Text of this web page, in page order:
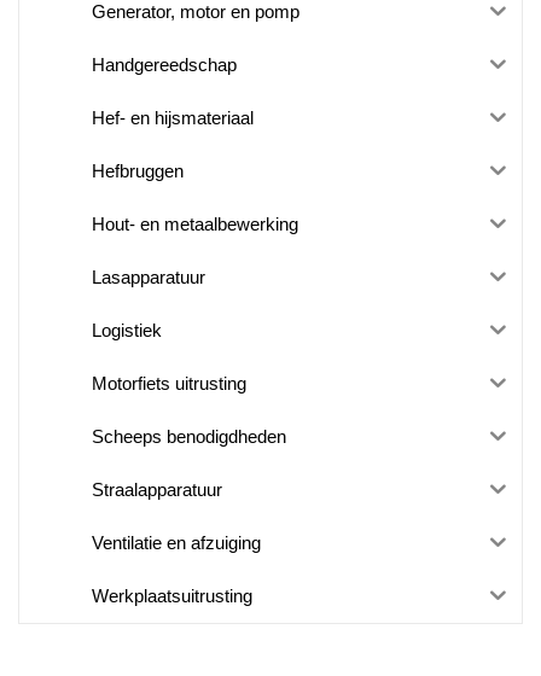
Generator, motor en pomp
Handgereedschap
Hef- en hijsmateriaal
Hefbruggen
Hout- en metaalbewerking
Lasapparatuur
Logistiek
Motorfiets uitrusting
Scheeps benodigdheden
Straalapparatuur
Ventilatie en afzuiging
Werkplaatsuitrusting